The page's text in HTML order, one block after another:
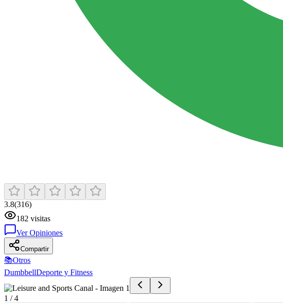
3.8(316)
182 visitas
Ver Opiniones
Compartir
📚Otros
DumbbellDeporte y Fitness
1 /4